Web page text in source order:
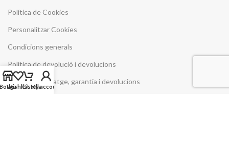
Política de Cookies
Personalitzar Cookies
Condicions generals
Política de devolució i devolucions
Entrega, muntatge, garantia i devolucions
WishlistCistella
My account